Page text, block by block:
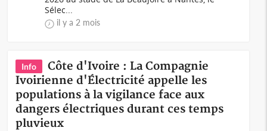
Sélec...
il y a 2 mois
Info
Côte d'Ivoire : La Compagnie
Ivoirienne d'Électricité appelle les
populations à la vigilance face aux
dangers électriques durant ces temps
pluvieux